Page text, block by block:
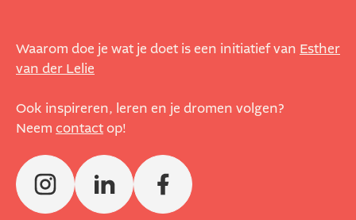
Waarom doe je wat je doet is een initiatief van Esther
van der Lelie
Ook inspireren, leren en je dromen volgen?
Neem contactop!